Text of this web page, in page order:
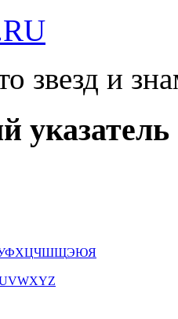
звезд и
указатель
ФХЦЧШЩЭЮЯ
VWXYZ